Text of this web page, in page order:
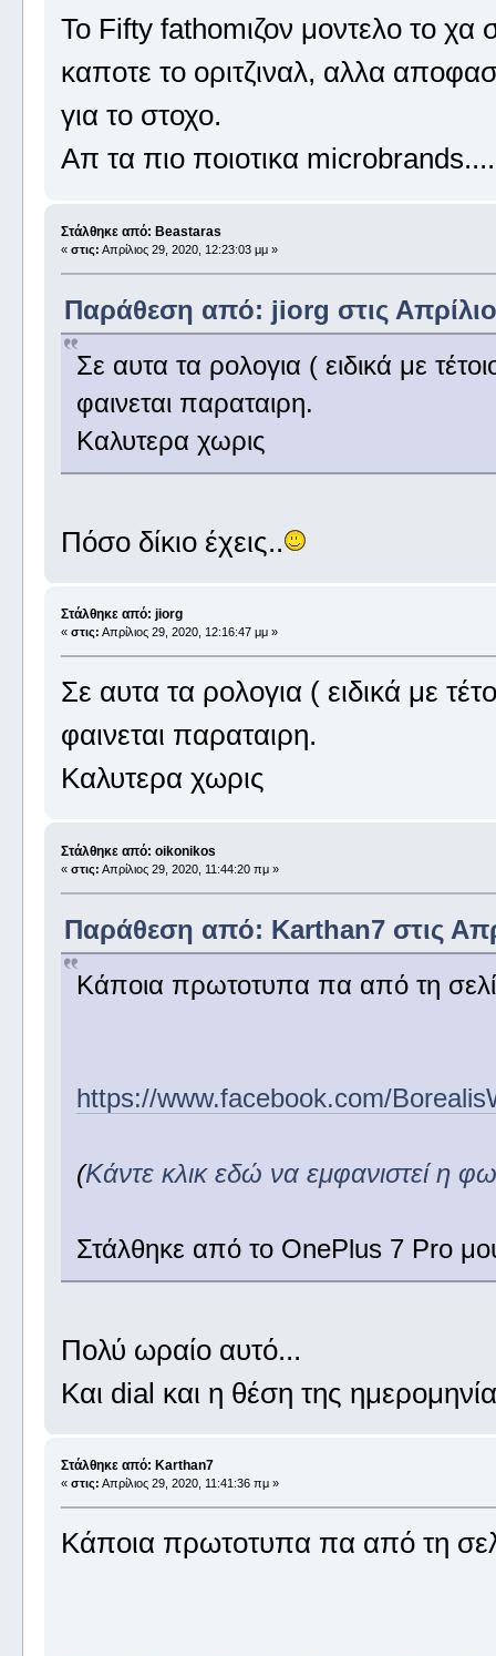
Το Fifty fathomιζον μοντελο το χα
καποτε το οριτζιναλ, αλλα
για το στοχο.
Απ τα πιο ποιοτικα microbrands....
Στάλθηκε από: Beastaras
« στις: Απρίλιος 29, 2020, 12:23:03 μμ »
Παράθεση από: jiorg στις
Σε αυτα τα ρολογια ( ειδικά με
φαινεται παραταιρη.
Καλυτερα χωρις
Πόσο δίκιο έχεις..
Στάλθηκε από: jiorg
« στις: Απρίλιος 29, 2020, 12:16:47 μμ »
Σε αυτα τα ρολογια ( ειδικά με
φαινεται παραταιρη.
Καλυτερα χωρις
Στάλθηκε από: oikonikos
« στις: Απρίλιος 29, 2020, 11:44:20 πμ »
Παράθεση από: Karthan7 στις
Κάποια πρωτοτυπα πα από τη
https://www.facebook.com/
(Κάντε κλικ εδώ να εμφανιστεί η
Στάλθηκε από το OnePlus 7 Pro
Πολύ ωραίο αυτό...
Και dial και η θέση της
Στάλθηκε από: Karthan7
« στις: Απρίλιος 29, 2020, 11:41:36 πμ »
Κάποια πρωτοτυπα πα από τη